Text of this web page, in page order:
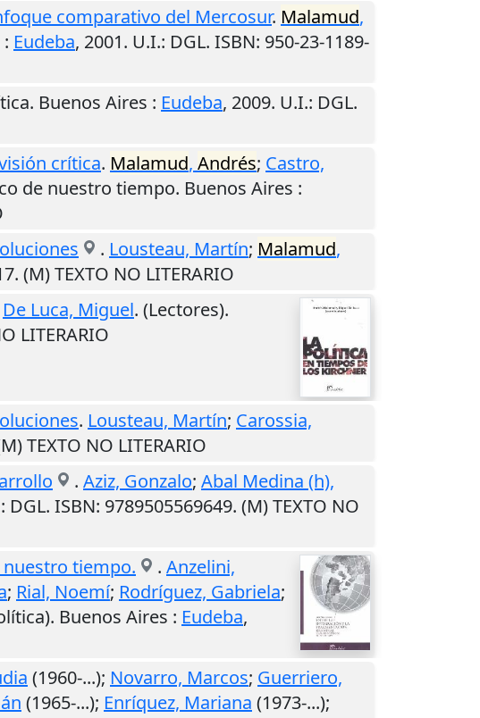
comparativo del Mercosur. Malamud,
: Eudeba, 2001. U.I.: DGL. ISBN: 950-23-1189-
Buenos Aires : Eudeba, 2009. U.I.: DGL.
crítica. Malamud, Andrés; Castro,
de nuestro tiempo. Buenos Aires :
. Lousteau, Martín; Malamud,
(M) TEXTO NO LITERARIO
De Luca, Miguel. (Lectores).
LITERARIO
. Lousteau, Martín; Carossia,
TEXTO NO LITERARIO
. Aziz, Gonzalo; Abal Medina (h),
: DGL. ISBN: 9789505569649. (M) TEXTO NO
tiempo.
. Anzelini,
; Rial, Noemí; Rodríguez, Gabriela;
Buenos Aires : Eudeba,
(1960-...); Novarro, Marcos; Guerriero,
(1965-...); Enríquez, Mariana (1973-...);